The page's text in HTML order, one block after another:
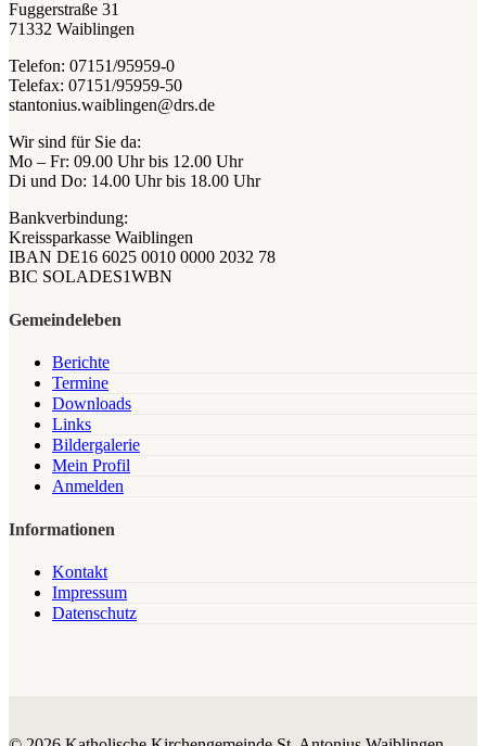
Fuggerstraße 31
71332 Waiblingen
Telefon: 07151/95959-0
Telefax: 07151/95959-50
stantonius.waiblingen@drs.de
Wir sind für Sie da:
Mo – Fr: 09.00 Uhr bis 12.00 Uhr
Di und Do: 14.00 Uhr bis 18.00 Uhr
Bankverbindung:
Kreissparkasse Waiblingen
IBAN DE16 6025 0010 0000 2032 78
BIC SOLADES1WBN
Gemeindeleben
Berichte
Termine
Downloads
Links
Bildergalerie
Mein Profil
Anmelden
Informationen
Kontakt
Impressum
Datenschutz